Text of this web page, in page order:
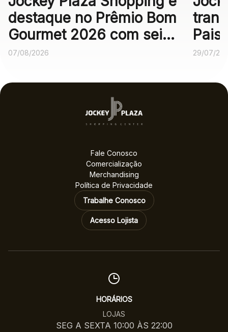
destaque no Prêmio Bom
Gourmet 2026 com seis
operações
melhores no voto
07/08/2026
Pais
29/07/
Fale Conosco
Comercialização
Merchandising
Política de Privacidade
Trabalhe Conosco
Acesso Lojista
HORÁRIOS
LOJAS
SEG A SEXTA 10:00 ÀS 22:00